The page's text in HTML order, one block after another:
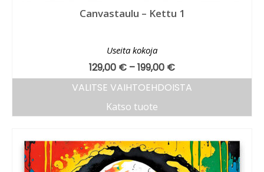
Canvastaulu – Kettu 1
Useita kokoja
129,00 € –199,00 €
VALITSE VAIHTOEHDOISTA
Katso tuote